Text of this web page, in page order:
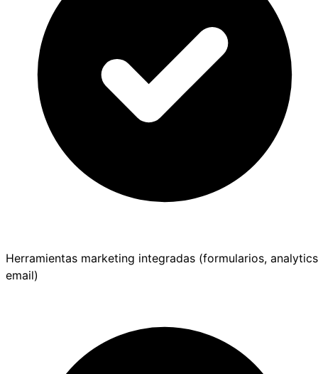
Herramientas marketing integradas (formularios,
email)